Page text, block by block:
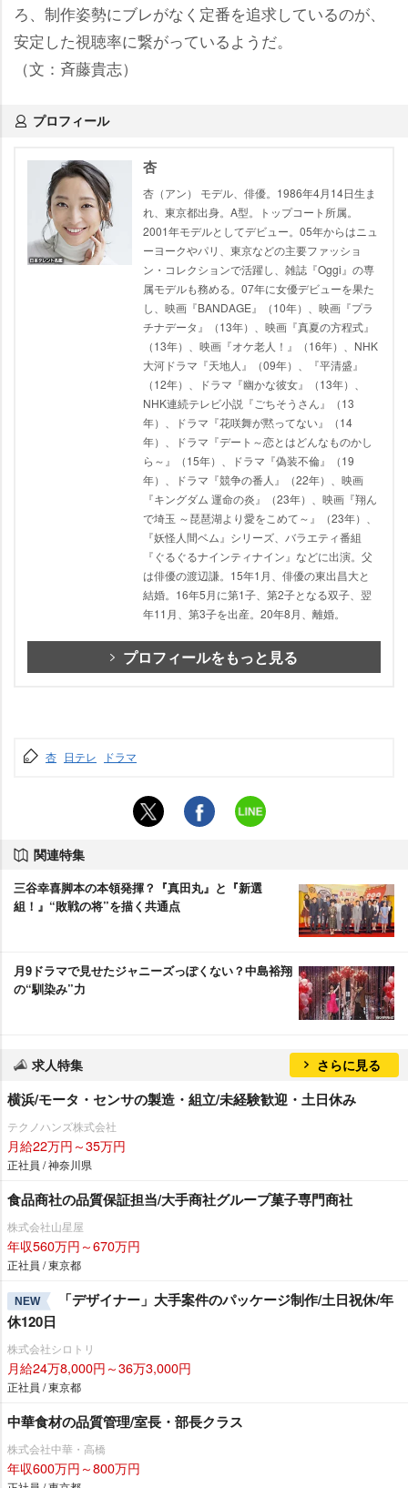
ろ、制作姿勢にブレがなく定番を追求しているのが、
安定した視聴率に繋がっているようだ。
（文：斉藤貴志）
プロフィール
杏
杏（アン） モデル、俳優。1986年4月14日生ま
れ、東京都出身。A型。トップコート所属。
2001年モデルとしてデビュー。05年からはニュ
ーヨークやパリ、東京などの主要ファッショ
ン・コレクションで活躍し、雑誌『Oggi』の専
属モデルも務める。07年に女優デビューを果た
し、映画『BANDAGE』（10年）、映画『プラ
チナデータ』（13年）、映画『真夏の方程式』
（13年）、映画『オケ老人！』（16年）、NHK
大河ドラマ『天地人』（09年）、『平清盛』
（12年）、ドラマ『幽かな彼女』（13年）、
NHK連続テレビ小説『ごちそうさん』（13
年）、ドラマ『花咲舞が黙ってない』（14
年）、ドラマ『デート～恋とはどんなものかし
ら～』（15年）、ドラマ『偽装不倫』（19
年）、ドラマ『競争の番人』（22年）、映画
『キングダム 運命の炎』（23年）、映画『翔ん
で埼玉 ～琵琶湖より愛をこめて～』（23年）、
『妖怪人間ベム』シリーズ、バラエティ番組
『ぐるぐるナインティナイン』などに出演。父
は俳優の渡辺謙。15年1月、俳優の東出昌大と
結婚。16年5月に第1子、第2子となる双子、翌
年11月、第3子を出産。20年8月、離婚。
プロフィールをもっと見る
杏 日テレ ドラマ
関連特集
三谷幸喜脚本の本領発揮？『真田丸』と『新選
組！』“敗戦の将”を描く共通点
月9ドラマで見せたジャニーズっぽくない？中島裕翔
の“馴染み”力
求人特集 さらに見る
横浜/モータ・センサの製造・組立/未経験歓迎・土日休み
テクノハンズ株式会社
月給22万円～35万円
正社員 / 神奈川県
食品商社の品質保証担当/大手商社グループ菓子専門商社
株式会社山星屋
年収560万円～670万円
正社員 / 東京都
NEW
「デザイナー」大手案件のパッケージ制作/土日祝休/年
休120日
株式会社シロトリ
月給24万8,000円～36万3,000円
正社員 / 東京都
中華食材の品質管理/室長・部長クラス
株式会社中華・高橋
年収600万円～800万円